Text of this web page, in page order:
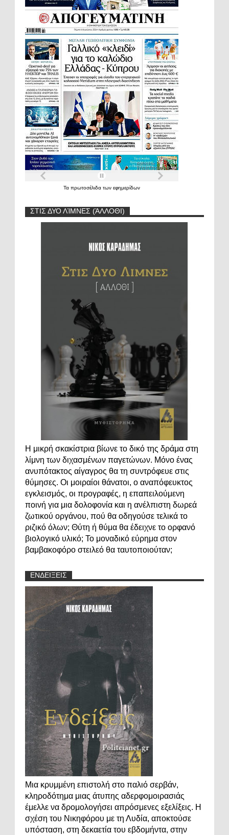
Τα πρωτοσέλιδα των εφημερίδων
ΣΤΙΣ ΔΥΟ ΛΊΜΝΕΣ (ΆΛΛΟΘΙ)
Η μικρή σκακίστρια βίωνε το δικό της δράμα στη
λίμνη των διχασμένων παγετώνων. Μόνο ένας
ανυπότακτος αίγαγρος θα τη συντρόφευε στις
θύμησες. Οι μοιραίοι θάνατοι, ο αναπόφευκτος
εγκλεισμός, οι προγραφές, η επαπειλούμενη
ποινή για μια δολοφονία και η ανέλπιστη δωρεά
ζωτικού οργάνου, πού θα οδηγούσε τελικά το
ριζικό όλων; Θύτη ή θύμα θα έδειχνε το ορφανό
βιολογικό υλικό; Το μοναδικό εύρημα στον
βαμβακοφόρο στειλεό θα ταυτοποιούταν;
ΕΝΔΕΙΞΕΙΣ
Μια κρυμμένη επιστολή στο παλιό σερβάν,
κληροδότημα μιας άτυπης αδερφομοιρασιάς
έμελλε να δρομολογήσει απρόσμενες εξελίξεις. Η
σχέση του Νικηφόρου με τη Λυδία, αποκτούσε
υπόσταση, στη δεκαετία του εβδομήντα, στην